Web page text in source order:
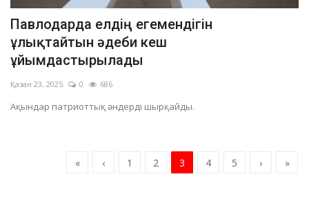
Павлодарда елдің егемендігін
ұлықтайтын әдеби кеш
ұйымдастырылады
Қазан 23, 2025 0 686
Ақындар патриоттық әндерді шырқайды.
« ‹ 1 2 3 4 5 › »